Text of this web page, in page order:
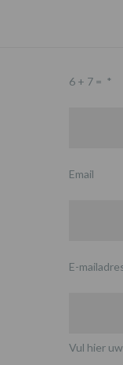
6 + 7 = *
Email
E-
Vul hier